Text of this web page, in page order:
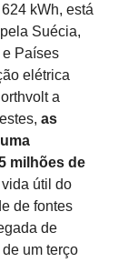
kWh, está
Suécia,
e Países
elétrica
a
as
milhões de
útil do
de fontes
de
um terço